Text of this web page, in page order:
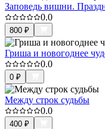
Заповедь вишни.
0.0
800 ₽
Гриша и новогоднее
0.0
0 ₽
Между строк судьбы
0.0
400 ₽